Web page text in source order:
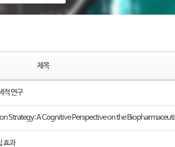
제목
적 연구
Strategy: A Cognitive Perspective on the Biopharmaceuti
효과